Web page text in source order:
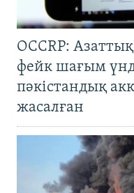
OCCRP:
фейк шағым
пәкістандық
жасалған